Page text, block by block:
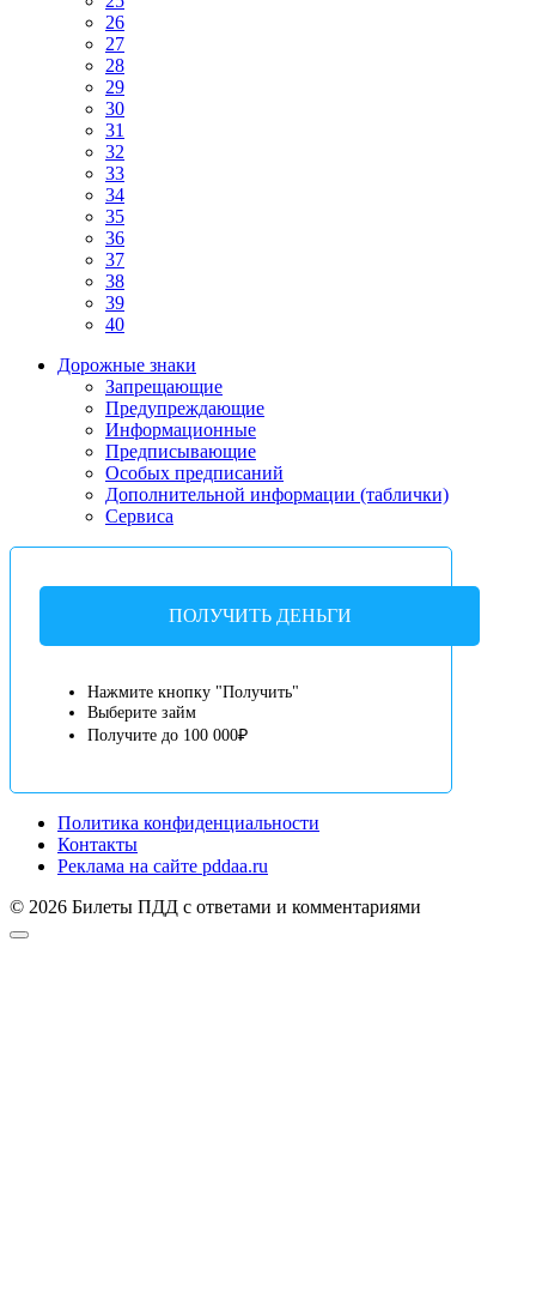
26
27
28
29
30
31
32
33
34
35
36
37
38
39
40
Дорожные знаки
Запрещающие
Предупреждающие
Информационные
Предписывающие
Особых предписаний
Дополнительной информации (таблички)
Сервиса
ПОЛУЧИТЬ ДЕНЬГИ
Нажмите кнопку "Получить"
Выберите займ
Получите до 100 000₽
Политика конфиденциальности
Контакты
Реклама на сайте pddaa.ru
© 2026 Билеты ПДД с ответами и комментариями